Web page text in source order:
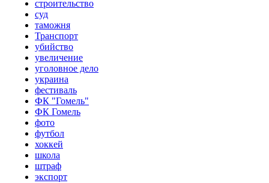
строительство
суд
таможня
Транспорт
убийство
увеличение
уголовное дело
украина
фестиваль
ФК "Гомель"
ФК Гомель
фото
футбол
хоккей
школа
штраф
экспорт